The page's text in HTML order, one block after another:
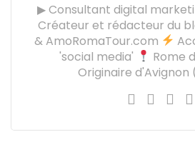
▶ Consultant digital
Créateur et rédacteur du
& AmoRomaTour.com
'social media'
Rome
Originaire d'Avignon